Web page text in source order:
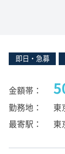
即日・急募
金額帯
勤務地
東
最寄駅
東